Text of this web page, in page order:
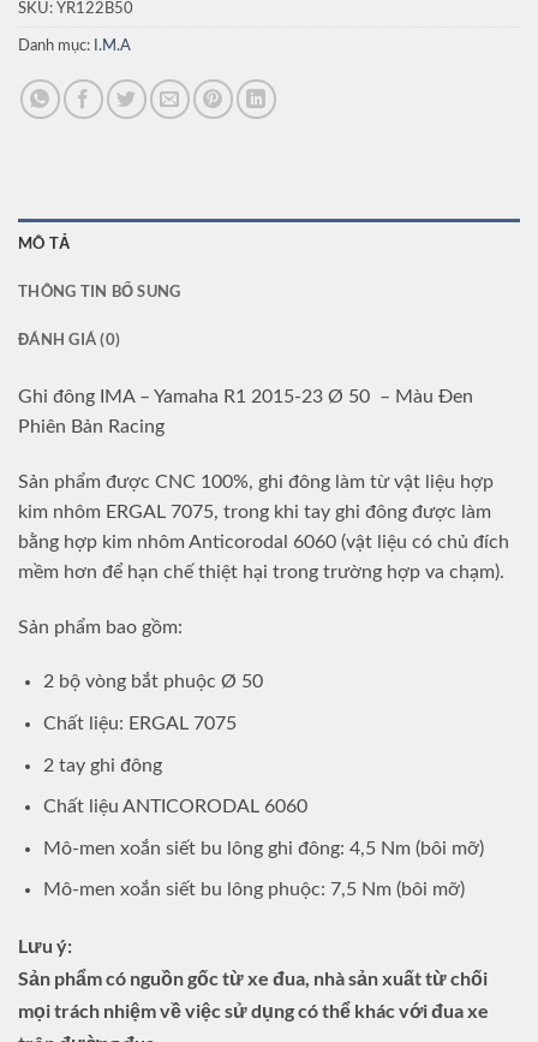
SKU: YR122B50
Danh mục: I.M.A
MÔ TẢ
THÔNG TIN BỔ SUNG
ĐÁNH GIÁ (0)
Ghi đông IMA – Yamaha R1 2015-23 Ø 50 – Màu Đen
Phiên Bản Racing
Sản phẩm được CNC 100%, ghi đông làm từ vật liệu hợp
kim nhôm ERGAL 7075, trong khi tay ghi đông được làm
bằng hợp kim nhôm Anticorodal 6060 (vật liệu có chủ đích
mềm hơn để hạn chế thiệt hại trong trường hợp va chạm).
Sản phẩm bao gồm:
2 bộ vòng bắt phuộc Ø 50
Chất liệu: ERGAL 7075
2 tay ghi đông
Chất liệu ANTICORODAL 6060
Mô-men xoắn siết bu lông ghi đông: 4,5 Nm (bôi mỡ)
Mô-men xoắn siết bu lông phuộc: 7,5 Nm (bôi mỡ)
Lưu ý:
Sản phẩm có nguồn gốc từ xe đua, nhà sản xuất từ ​​chối
mọi trách nhiệm về việc sử dụng có thể khác với đua xe